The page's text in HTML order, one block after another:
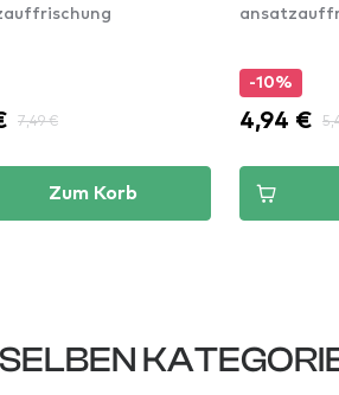
7,49 €
Zum Korb
-10%
4,94 €